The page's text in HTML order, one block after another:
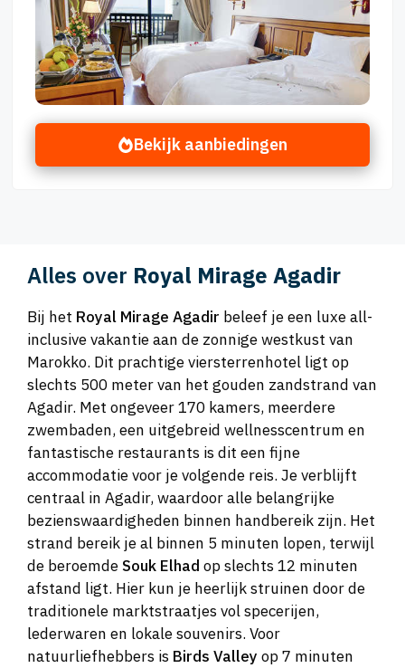
Bekijk aanbiedingen
Alles over Royal Mirage Agadir
Bij het Royal Mirage Agadir beleef je een luxe all-
inclusive vakantie aan de zonnige westkust van
Marokko. Dit prachtige viersterrenhotel ligt op
slechts 500 meter van het gouden zandstrand van
Agadir. Met ongeveer 170 kamers, meerdere
zwembaden, een uitgebreid wellnesscentrum en
fantastische restaurants is dit een fijne
accommodatie voor je volgende reis. Je verblijft
centraal in Agadir, waardoor alle belangrijke
bezienswaardigheden binnen handbereik zijn. Het
strand bereik je al binnen 5 minuten lopen, terwijl
de beroemdeSouk Elhad op slechts 12 minuten
afstand ligt. Hier kun je heerlijk struinen door de
traditionele marktstraatjes vol specerijen,
lederwaren en lokale souvenirs. Voor
natuurliefhebbers is Birds Valley op 7 minuten